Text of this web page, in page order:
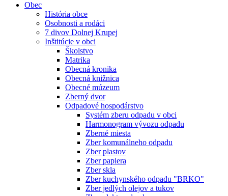
Obec
História obce
Osobnosti a rodáci
7 divov Dolnej Krupej
Inštitúcie v obci
Školstvo
Matrika
Obecná kronika
Obecná knižnica
Obecné múzeum
Zberný dvor
Odpadové hospodárstvo
Systém zberu odpadu v obci
Harmonogram vývozu odpadu
Zberné miesta
Zber komunálneho odpadu
Zber plastov
Zber papiera
Zber skla
Zber kuchynského odpadu "BRKO"
Zber jedlých olejov a tukov